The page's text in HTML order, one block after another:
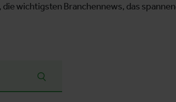
wichtigsten Branchennews, das